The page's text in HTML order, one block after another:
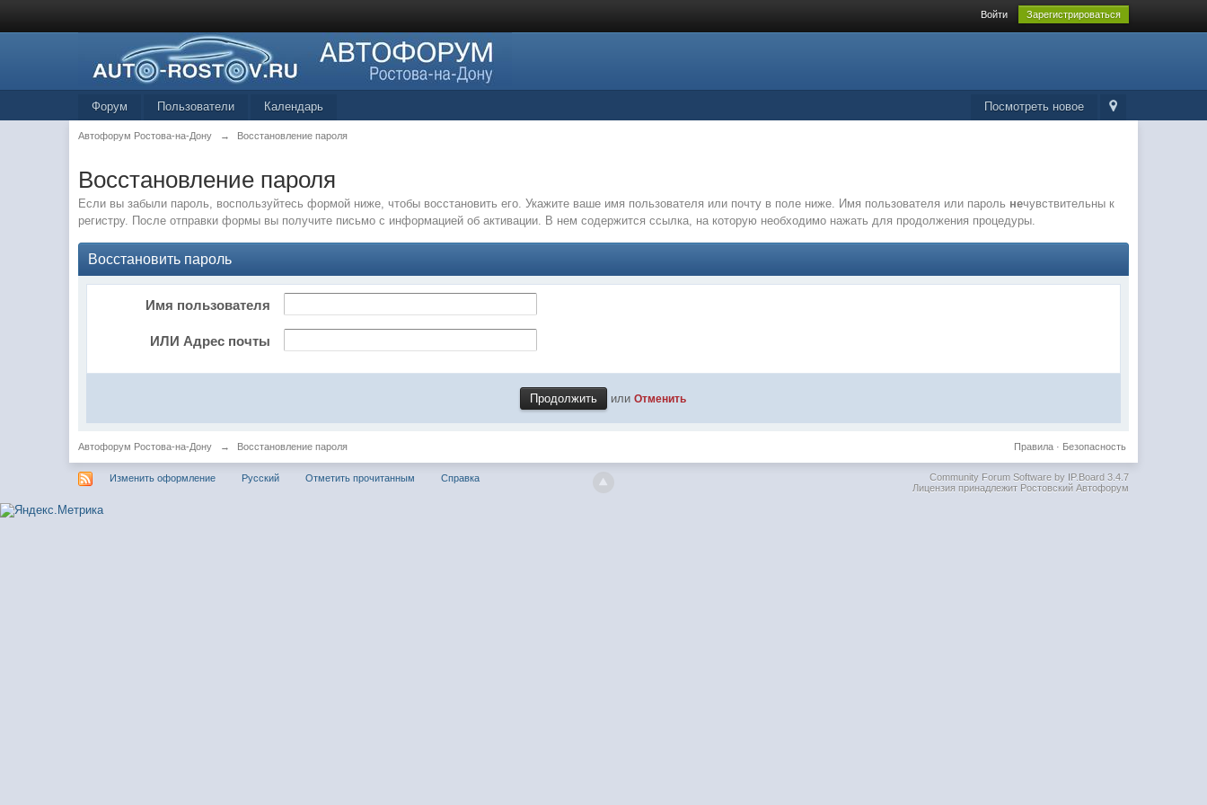
Войти Зарегистрироваться
Посмотреть новое
Форум Пользователи Календарь
Автофорум Ростова-на-Дону → Восстановление пароля
Восстановление пароля
Если вы забыли пароль, воспользуйтесь формой ниже, чтобы восстановить его. Укажите ваше имя пользователя или почту в поле ниже. Имя пользователя или пароль нечувствительны к
регистру. После отправки формы вы получите письмо с информацией об активации. В нем содержится ссылка, на которую необходимо нажать для продолжения процедуры.
Восстановить пароль
Имя пользователя
ИЛИ Адрес почты
илиОтменить
Автофорум Ростова-на-Дону → Восстановление пароля Безопасность
Правила·
Изменить оформление Русский Отметить прочитанным Справка
Community Forum Software by IP.Board 3.4.7
Лицензия принадлежит Ростовский Автофорум